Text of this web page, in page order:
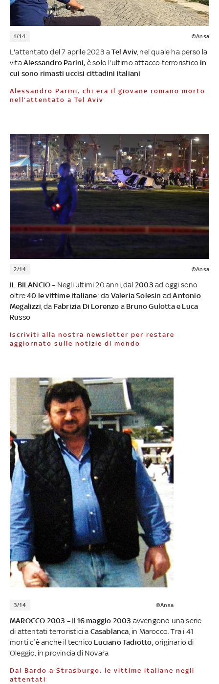
1/14 ©Ansa
L'attentato del 7 aprile 2023 aTel Aviv, nel quale ha perso la
vitaAlessandro Parini, è solo l'ultimo attacco terroristico in
cui sono rimasti uccisi cittadini italiani
Alessandro Parini, chi era il giovane romano morto
nell’attentato a Tel Aviv
2/14 ©Ansa
IL BILANCIO – Negli ultimi 20 anni, dal2003ad oggi sono
oltre40 le vittime italiane: da Valeria Solesin ad Antonio
Megalizzi , da Fabrizia Di Lorenzo a Bruno Gulotta e Luca
Russo
Iscriviti alla nostra newsletter per restare
aggiornato sulle notizie di mondo
3/14 ©Ansa
MAROCCO 2003 – Il 16 maggio 2003 avvengono una serie
di attentati terroristici a Casablanca , in Marocco. Tra i 41
morti c’è anche il tecnico Luciano Tadiotto,originario di
Oleggio, in provincia di Novara
Dal Bardo a Strasburgo, le vittime italiane negli
attentati